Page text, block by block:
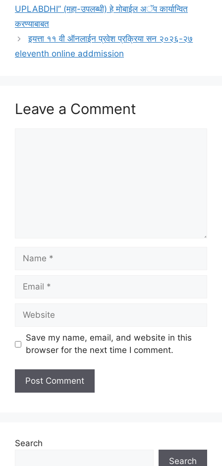
UPLABDHI” (महा-उपलब्धी) हे मोबाईल अॅप कार्यान्वित
करण्याबाबत
इयत्ता ११ वी ऑनलाईन प्रवेश प्रक्रिया सन २०२६-२७
eleventh online addmission
Leave a Comment
Name
Email
Website
Save my name, email, and website in this
browser for the next time I comment.
Search
Search